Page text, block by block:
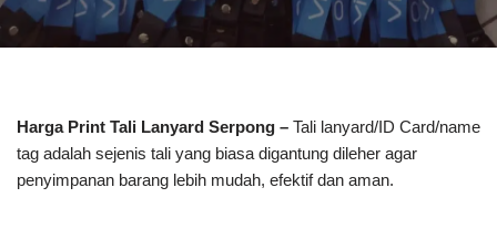
Harga Print Tali Lanyard Serpong – Tali lanyard/ID Card/name
tag adalah sejenis tali yang biasa digantung dileher agar
penyimpanan barang lebih mudah, efektif dan aman.